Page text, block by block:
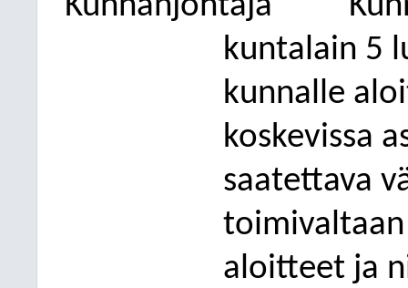
kuntalain 5
kunnalle
koskevissa
saatettava
toimivaltaan
aloitteet ja